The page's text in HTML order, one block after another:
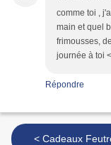
comme toi ,
main et quel
frimousses,
journée à toi
Répondre
< Cadeaux